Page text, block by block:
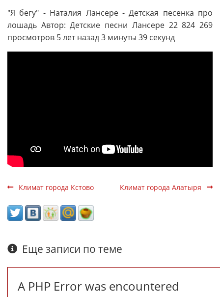
"Я бегу" - Наталия Лансере - Детская песенка про
лошадь Автор: Детские песни Лансере 22 824 269
просмотров 5 лет назад 3 минуты 39 секунд
Климат города Кстово Климат города Алатыря
Еще записи по теме
A PHP Error was encountered